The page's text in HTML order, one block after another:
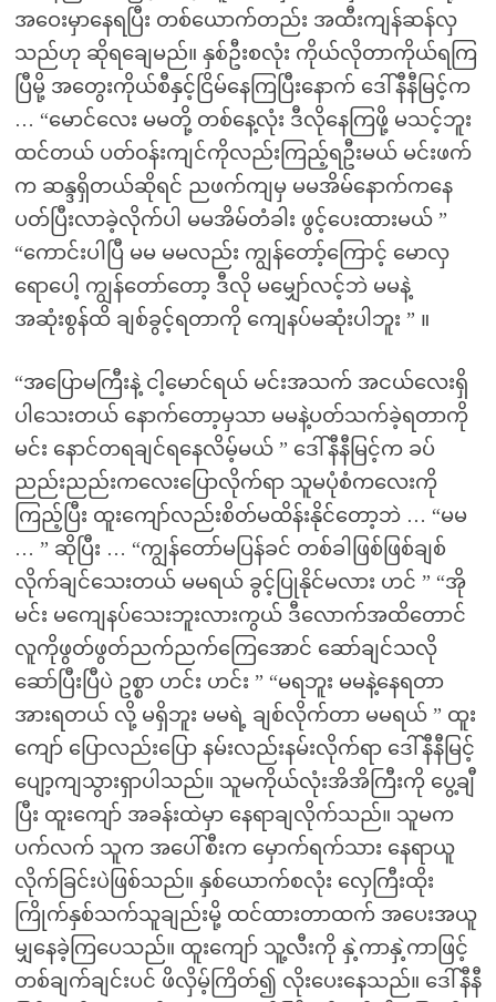
အဝေးမှာနေရပြီး တစ်ယောက်တည်း အထီးကျန်ဆန်လှ
သည်ဟု ဆိုရချေမည်။ နှစ်ဦးစလုံး ကိုယ်လိုတာကိုယ်ရကြ
ပြီမို့ အတွေးကိုယ်စီနှင့်ငြိမ်နေကြပြီးနောက် ဒေါ်နီနီမြင့်က
… “မောင်လေး မမတို့ တစ်နေ့လုံး ဒီလိုနေကြဖို့ မသင့်ဘူး
ထင်တယ် ပတ်ဝန်းကျင်ကိုလည်းကြည့်ရဦးမယ် မင်းဖက်
က ဆန္ဒရှိတယ်ဆိုရင် ညဖက်ကျမှ မမအိမ်နောက်ကနေ
ပတ်ပြီးလာခဲ့လိုက်ပါ မမအိမ်တံခါး ဖွင့်ပေးထားမယ် ”
“ကောင်းပါပြီ မမ မမလည်း ကျွန်တော့်ကြောင့် မောလှ
ရောပေါ့ ကျွန်တော်တော့ ဒီလို မမျှော်လင့်ဘဲ မမနဲ့
အဆုံးစွန်ထိ ချစ်ခွင့်ရတာကို ကျေနပ်မဆုံးပါဘူး ” ။
“အပြောမကြီးနဲ့ ငါ့မောင်ရယ် မင်းအသက် အငယ်လေးရှိ
ပါသေးတယ် နောက်တော့မှသာ မမနဲ့ပတ်သက်ခဲ့ရတာကို
မင်း နောင်တရချင်ရနေလိမ့်မယ် ” ဒေါ်နီနီမြင့်က ခပ်
ညည်းညည်းကလေးပြောလိုက်ရာ သူမပုံစံကလေးကို
ကြည့်ပြီး ထူးကျော်လည်းစိတ်မထိန်းနိုင်တော့ဘဲ … “မမ
… ” ဆိုပြီး … “ကျွန်တော်မပြန်ခင် တစ်ခါဖြစ်ဖြစ်ချစ်
လိုက်ချင်သေးတယ် မမရယ် ခွင့်ပြုနိုင်မလား ဟင် ” “အို
မင်း မကျေနပ်သေးဘူးလားကွယ် ဒီလောက်အထိတောင်
လူကိုဖွတ်ဖွတ်ညက်ညက်ကြေအောင် ဆော်ချင်သလို
ဆော်ပြီးပြီပဲ ဥစ္စာ ဟင်း ဟင်း ” “မရဘူး မမနဲ့နေရတာ
အားရတယ် လို့ မရှိဘူး မမရဲ့ ချစ်လိုက်တာ မမရယ် ” ထူး
ကျော် ပြောလည်းပြော နမ်းလည်းနမ်းလိုက်ရာ ဒေါ်နီနီမြင့်
ပျော့ကျသွားရှာပါသည်။ သူမကိုယ်လုံးအိအိကြီးကို ပွေ့ချီ
ပြီး ထူးကျော် အခန်းထဲမှာ နေရာချလိုက်သည်။ သူမက
ပက်လက် သူက အပေါ်စီးက မှောက်ရက်သား နေရာယူ
လိုက်ခြင်းပဲဖြစ်သည်။ နှစ်ယောက်စလုံး လှေကြီးထိုး
ကြိုက်နှစ်သက်သူချည်းမို့ ထင်ထားတာထက် အပေးအယူ
မျှနေခဲ့ကြပေသည်။ ထူးကျော် သူ့လီးကို နှဲ့ကာနှဲ့ကာဖြင့်
တစ်ချက်ချင်းပင် ဖိလှိမ့်ကြိတ်၍ လိုးပေးနေသည်။ ဒေါ်နီနီ